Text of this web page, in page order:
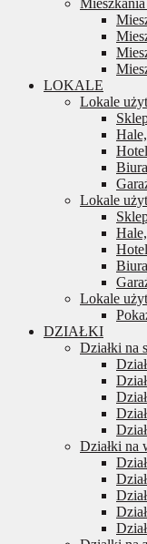
LOKALE
Lokale
Biura
Lokale
Biura
Lokale
DZIAŁKI
Działki na
Działki na